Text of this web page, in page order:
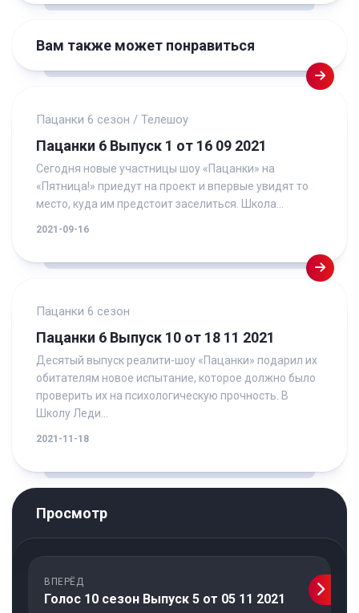
Вам также может понравиться
Пацанки 6 сезон / Телешоу
Пацанки 6 Выпуск 1 от 16 09 2021
Сегодня новые участницы шоу «Пацанки» на
«Пятница!» приедут на проект и впервые увидят то
место, куда им предстоит заселиться. Школа...
2021-09-16
Пацанки 6 сезон
Пацанки 6 Выпуск 10 от 18 11 2021
Десятый выпуск реалити-шоу «Пацанки» подарил их
обитателям новое испытание, которое должно было
проверить их на психологическую прочность. В
Школу Леди...
2021-11-18
Просмотр
ВПЕРЁД
Голос 10 сезон Выпуск 5 от 05 11 2021